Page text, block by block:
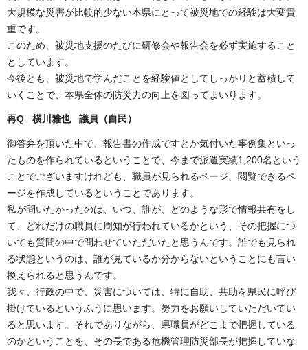
大規模な災害が比較的少ない本県にとって被災地での経験は大変貴
重です。
このため、被災地支援のたびに研修会や報告会を必ず実施すること
としています。
今後とも、被災地で学んだことを経験値としてしっかりと蓄積して
いくことで、本県全体の防災力の向上を図ってまいります。
再Q 横川雅也 議員（自民）
御答弁を頂いた中で、報告書の作成ですとか気付いた事例集といっ
たものを作られているということで、今まで派遣実績1,200名という
ことでございますけれども、職員が見られるページ、閲覧できるペ
ージを作成しているということであります。
私が問いたかったのは、いつ、誰が、どのような形で情報共有をし
て、どれだけの職員に周知が行われているかという、その把握につ
いても質問の中で問わせていただいたと思うんです。誰でも見られ
る状態というのは、誰が見ているか分からないということにも言い
換えられると思うんです。
我々、行政の中で、災害については、特に自助、共助を県民に呼び
掛けているというふうに思います。努力をお願いしていただいてい
ると思います。それでありながら、県職員がどこまで把握している
のかということを、その長である危機管理防災部長が把握していな